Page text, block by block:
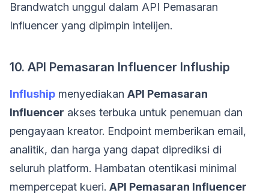
Brandwatch unggul dalam API Pemasaran
Influencer yang dipimpin intelijen.
10. API Pemasaran Influencer Influship
Influship menyediakan API Pemasaran
Influencer akses terbuka untuk penemuan dan
pengayaan kreator. Endpoint memberikan email,
analitik, dan harga yang dapat diprediksi di
seluruh platform. Hambatan otentikasi minimal
mempercepat kueri. API Pemasaran Influencer